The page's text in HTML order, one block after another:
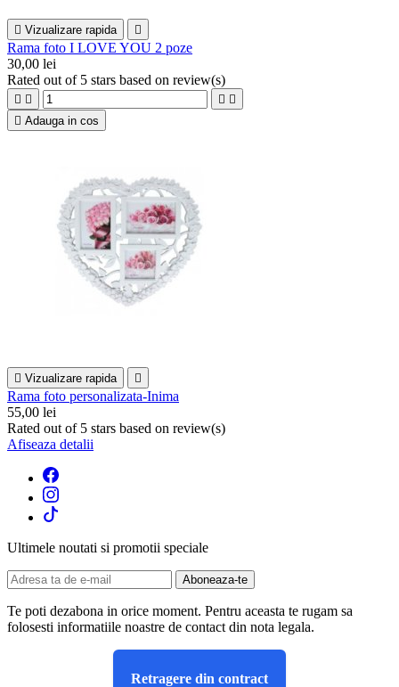
 Vizualizare rapida 
Rama foto I LOVE YOU 2 poze
30,00 lei
Rated out of 5 stars based on review(s)
   
 Adauga in cos
 Vizualizare rapida 
Rama foto personalizata-Inima
55,00 lei
Rated out of 5 stars based on review(s)
Afiseaza detalii
Ultimele noutati si promotii speciale
Te poti dezabona in orice moment. Pentru aceasta te rugam sa
folosesti informatiile noastre de contact din nota legala.
Retragere din contract